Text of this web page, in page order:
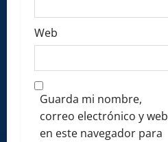
Web
Guarda mi nombre,
correo electrónico y web
en este navegador para